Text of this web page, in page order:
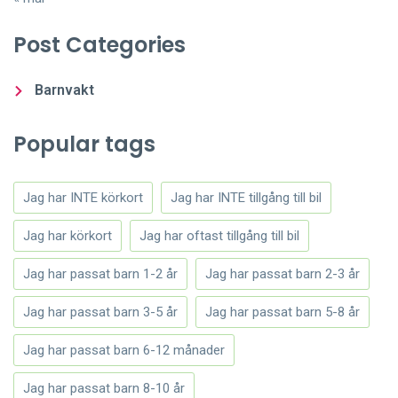
Post Categories
Barnvakt
Popular tags
Jag har INTE körkort Jag har INTE tillgång till bil
Jag har körkort Jag har oftast tillgång till bil
Jag har passat barn 1-2 år Jag har passat barn 2-3 år
Jag har passat barn 3-5 år Jag har passat barn 5-8 år
Jag har passat barn 6-12 månader
Jag har passat barn 8-10 år